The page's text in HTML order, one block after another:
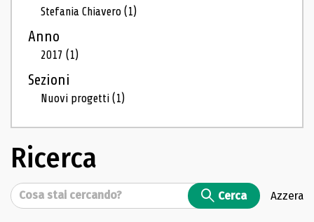
Stefania Chiavero(1)
Anno
2017(1)
Sezioni
Nuovi progetti(1)
Ricerca
Cerca Cerca Azzera